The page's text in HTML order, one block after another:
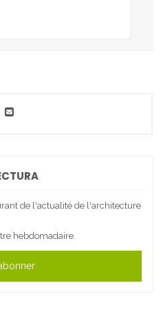
de l'actualité de l'architecture
hebdomadaire.